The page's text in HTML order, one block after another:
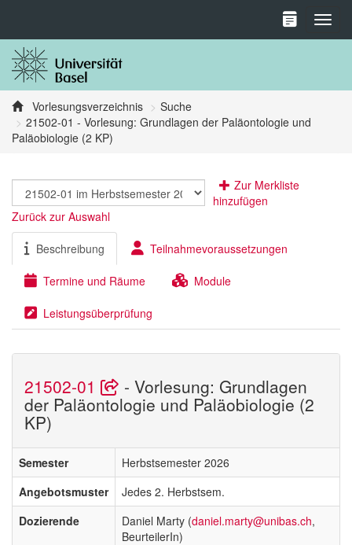
Vorlesungsverzeichnis
Suche
21502-01 - Vorlesung: Grundlagen der Paläontologie und
Paläobiologie (2 KP)
Zur Merkliste
hinzufügen
Zurück zur Auswahl
Beschreibung Teilnahmevoraussetzungen
Termine und Räume Module
Leistungsüberprüfung
21502-01 - Vorlesung: Grundlagen
der Paläontologie und Paläobiologie (2
KP)
Semester
Herbstsemester 2026
Angebotsmuster
Jedes 2. Herbstsem.
Dozierende
Daniel Marty (daniel.marty@unibas.ch,
BeurteilerIn)